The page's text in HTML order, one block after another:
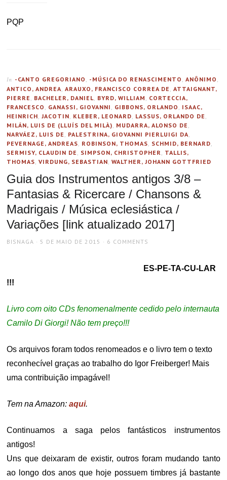
PQP
In -CANTO GREGORIANO -MÚSICA DO RENASCIMENTO ,ANÔNIMO
ANTICO, ANDREA ,ARAUXO, FRANCISCO CORREA DE ,ATTAIGNANT,
PIERRE
BACHELER, DANIEL BYRD, WILLIAM
CORTECCIA,
FRANCESCO
GANASSI, GIOVANNI GIBBONS, ORLANDO
ISAAC,
HEINRICH ,JACOTIN KLEBER, LEONARD LASSUS, ORLANDO DE
MILÁN, LUIS DE (LLUÍS DEL MILÀ) MUDARRA, ALONSO DE
NARVÁEZ, LUIS DE
PALESTRINA, GIOVANNI PIERLUIGI DA
PEVERNAGE, ANDREAS ROBINSON, THOMAS SCHMID, BERNARD
SERMISY, CLAUDIN DE
SIMPSON, CHRISTOPHER
TALLIS,
THOMAS ,VIRDUNG, SEBASTIAN ,WALTHER, JOHANN GOTTFRIED
Guia dos Instrumentos antigos 3/8 –
Fantasias & Ricercare / Chansons &
Madrigais / Música eclesiástica /
Variações [link atualizado 2017]
AUTHOR
BISNAGA
POSTED
5 DE MAIO DE 2015 6 COMMENTS
ES-PE-TA-CU-LAR
!!!
Livro com oito CDs fenomenalmente cedido pelo internauta
Camilo Di Giorgi! Não tem preço!!!
Os arquivos foram todos renomeados e o livro tem o texto
reconhecível graças ao trabalho do Igor Freiberger! Mais
uma contribuição impagável!
Tem na Amazon:aqui.
Continuamos a saga pelos fantásticos instrumentos
antigos!
Uns que deixaram de existir, outros foram mudando tanto
ao longo dos anos que hoje possuem timbres já bastante